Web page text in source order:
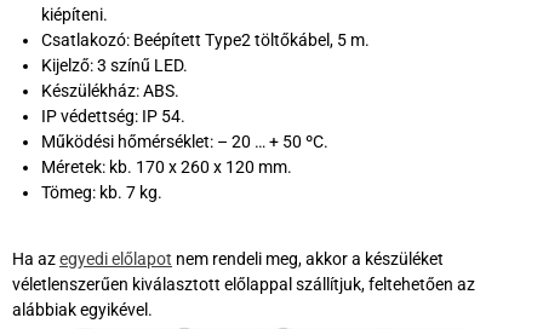
kiépíteni.
Csatlakozó: Beépített Type2 töltőkábel, 5 m.
Kijelző: 3 színű LED.
Készülékház: ABS.
IP védettség: IP 54.
Működési hőmérséklet: – 20 … + 50 ºC.
Méretek: kb. 170 x 260 x 120 mm.
Tömeg: kb. 7 kg.
Ha azegyedi előlapot nem rendeli meg, akkor a készüléket
véletlenszerűen kiválasztott előlappal szállítjuk, feltehetően az
alábbiak egyikével.